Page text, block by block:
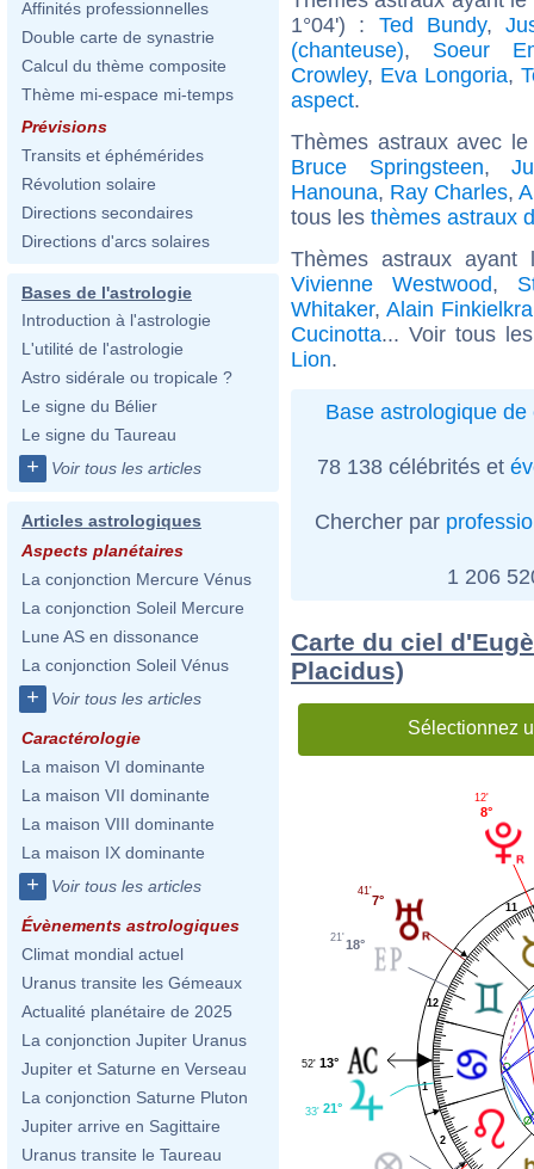
Affinités professionnelles
Double carte de synastrie
Calcul du thème composite
Thème mi-espace mi-temps
Prévisions
Transits et éphémérides
Révolution solaire
Directions secondaires
Directions d'arcs solaires
Bases de l'astrologie
Introduction à l'astrologie
L'utilité de l'astrologie
Astro sidérale ou tropicale ?
Le signe du Bélier
Le signe du Taureau
+ Voir tous les articles
Articles astrologiques
Aspects planétaires
La conjonction Mercure Vénus
La conjonction Soleil Mercure
Lune AS en dissonance
La conjonction Soleil Vénus
+ Voir tous les articles
Caractérologie
La maison VI dominante
La maison VII dominante
La maison VIII dominante
La maison IX dominante
+ Voir tous les articles
Évènements astrologiques
Climat mondial actuel
Uranus transite les Gémeaux
Actualité planétaire de 2025
La conjonction Jupiter Uranus
Jupiter et Saturne en Verseau
La conjonction Saturne Pluton
Jupiter arrive en Sagittaire
Uranus transite le Taureau
1°04') : Ted Bundy,
(chanteuse), Soeur
Crowley, Eva Longoria,
aspect.
Thèmes astraux avec
Bruce Springsteen,
Hanouna, Ray Charles,
tous les thèmes astraux
Thèmes astraux
Vivienne Westwood,
Whitaker, Alain
Cucinotta... Voir tous
Lion.
Base astrologique de
78 138 célébrités et
Chercher par
1 206
Carte du ciel
Placidus)
Sélectionnez
1
2
11
12
8°
12'
7°
41'
18°
21'
13°
52'
21°
33'